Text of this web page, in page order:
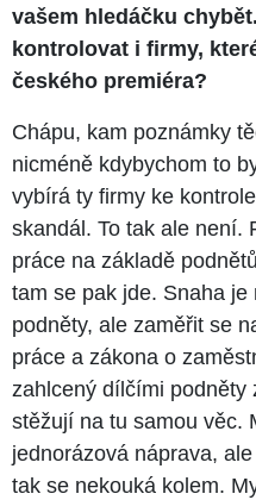
vašem hledáčku
kontrolovat i firmy,
českého premiéra?
Chápu, kam poznámky
nicméně kdybychom to
vybírá ty firmy ke
skandál. To tak ale není.
práce na základě
tam se pak jde. Snaha
podněty, ale zaměřit se
práce a zákona o
zahlcený dílčími podněty
stěžují na tu samou věc.
jednorázová náprava,
tak se nekouká kolem.